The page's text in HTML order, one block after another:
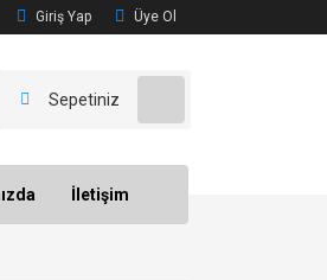
Giriş Yap Üye Ol
Sepetiniz
İletişim